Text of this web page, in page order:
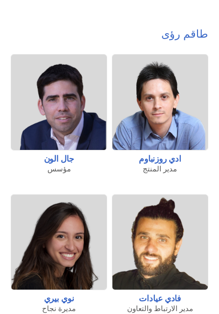
طاقم رؤى
ادي روزنباوم
مدير المنتج
جال الون
مؤسس
فادي عيادات
مدير الارتباط والتعاون
نوي بيري
مديرة نجاح